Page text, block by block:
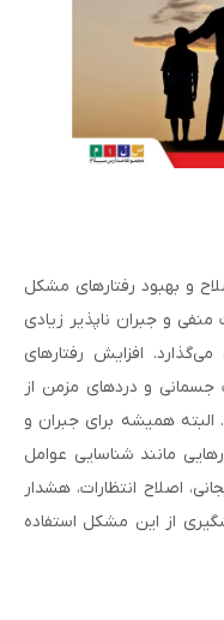
و بهبود رفتارهای مشکل­‌
منفی و جبران ناپذیر زیادی
افزایش رفتارهای
جسمانی و دردهای مزمن از
همیشه برای جبران و
مانند شناسایی عوامل
اصلاح انتظارات، هشدار
از این مشکل استفاده